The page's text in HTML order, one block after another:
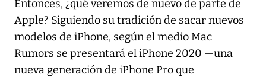
Entonces, ¿qué veremos de nuevo de parte de
Apple? Siguiendo su tradición de sacar nuevos
modelos de iPhone, según el medioMac
Rumors se presentará el iPhone 2020 —una
nueva generación de iPhone Pro que